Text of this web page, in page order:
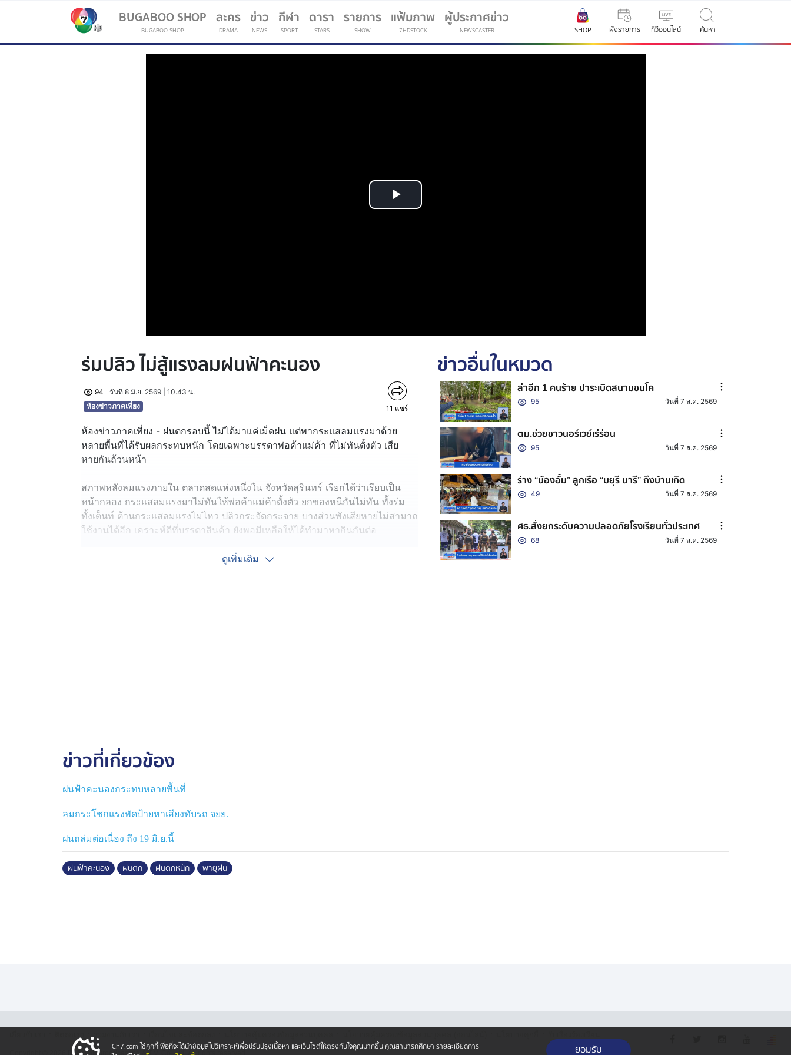
BUGABOO SHOP
BUGABOO SHOP
ละคร
DRAMA
ข่าว
NEWS
กีฬา
SPORT
(current)
ดารา
STARS
รายการ
SHOW
แฟ้มภาพ
7HDSTOCK
ผู้ประกาศข่าว
NEWSCASTER SHOP ผังรายการ ทีวีออนไลน์ ค้นหา
Play
ร่มปลิว ไม่สู้แรงลมฝนฟ้าคะนอง
94
วันที่ 8 มิ.ย. 2569 | 10.43 น.
ห้องข่าวภาคเที่ยง
11 แชร์
ห้องข่าวภาคเที่ยง - ฝนตกรอบนี้ ไม่ได้มาแค่เม็ดฝน แต่พากระแสลมแรงมาด้วย
หลายพื้นที่ได้รับผลกระทบหนัก โดยเฉพาะบรรดาพ่อค้าแม่ค้า ที่ไม่ทันตั้งตัว เสีย
หายกันถ้วนหน้า
สภาพหลังลมแรงภายใน ตลาดสดแห่งหนึ่งใน จังหวัดสุรินทร์ เรียกได้ว่าเรียบเป็น
หน้ากลอง กระแสลมแรงมาไม่ทันให้พ่อค้าแม่ค้าตั้งตัว ยกของหนีกันไม่ทัน ทั้งร่ม
ทั้งเต็นท์ ต้านกระแสลมแรงไม่ไหว ปลิวกระจัดกระจาย บางส่วนพังเสียหายไม่สามาถ
ใช้งานได้อีก เคราะห์ดีที่บรรดาสินค้า ยังพอมีเหลือให้ได้ทำมาหากินกันต่อ
ไม่เว้นแม้กระทั้ง ร้านคาเฟ ในจังหวัดสุรินทร์ โดนพายุพัดถล่ม ต้นไม้ที่อุตส่าห์ให้
หลังคาช่วยพยุงอยู่ด้านหลัง ก็อาจทำให้ต้นไม้หักโค่นล้มได้
ส่วนจุดนี้บอกเลยว่า มาครบ ทั้งลม ทั้งฝน เจ้าของคลิปบอกว่าลมแรงมาก ได้แต่ลม
ต้นไม้จะหักโค่นล้มปลิวมาโดนตัวบ้าน
ภายใน อำเภอม่วงสามสิบ จังหวัดอุบลราชธานี ฝนตกหนักกลายเป็นสีขาวโพลน จน
มองไม่เห็นบรรยากาศโดยรอบ ชาวบ้านบอกว่าไม่คิดว่าฤดูฝนรอบนี้ จะมีพายุพัดถล่ม
รุนแรงขนาดนี้
ดูเพิ่มเติม
ข่าวอื่นในหมวด
ล่าอีก 1 คนร้าย ปาระเบิดสนามชนโค
95 วันที่ 7 ส.ค. 2569
ตม.ช่วยชาวนอร์เวย์เร่ร่อน
95 วันที่ 7 ส.ค. 2569
ร่าง “น้องอั้ม” ลูกเรือ “มยุรี นารี” ถึงบ้านเกิด
49 วันที่ 7 ส.ค. 2569
ศธ.สั่งยกระดับความปลอดภัยโรงเรียนทั่วประเทศ
68 วันที่ 7 ส.ค. 2569
ข่าวที่เกี่ยวข้อง
ฝนฟ้าคะนองกระทบหลายพื้นที่
ลมกระโชกแรงพัดป้ายหาเสียงทับรถ จยย.
ฝนถล่มต่อเนื่อง ถึง 19 มิ.ย.นี้
ฝนฟ้าคะนอง ฝนตก ฝนตกหนัก พายุฝน
Copyright © 2026 Bangkok Broadcasting & T.V. Co.,Ltd. All rights reserved
Ch7.com ใช้คุกกี้เพื่อที่จะได้นำข้อมูลไปวิเคราะห์เพื่อปรับปรุงเนื้อหา และเว็บไซต์ให้ตรงกับใจคุณมากขึ้น คุณสามารถศึกษา รายละเอียดการ
ยอมรับ